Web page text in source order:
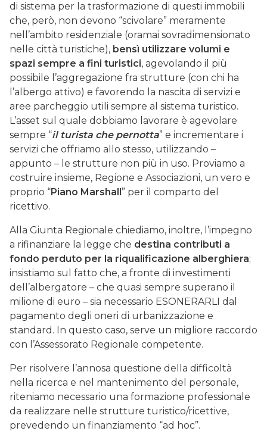
di sistema per la trasformazione di questi immobili
che, però, non devono “scivolare” meramente
nell’ambito residenziale (oramai sovradimensionato
nelle città turistiche), bensì utilizzare volumi e
spazi sempre a fini turistici, agevolando il più
possibile l’aggregazione fra strutture (con chi ha
l’albergo attivo) e favorendo la nascita di servizi e
aree parcheggio utili sempre al sistema turistico.
L’asset sul quale dobbiamo lavorare è agevolare
sempre “il turista che pernotta” e incrementare i
servizi che offriamo allo stesso, utilizzando –
appunto – le strutture non più in uso. Proviamo a
costruire insieme, Regione e Associazioni, un vero e
proprio “Piano Marshall” per il comparto del
ricettivo.
Alla Giunta Regionale chiediamo, inoltre, l’impegno
a rifinanziare la legge che destina contributi a
fondo perduto per la riqualificazione alberghiera;
insistiamo sul fatto che, a fronte di investimenti
dell’albergatore – che quasi sempre superano il
milione di euro – sia necessario ESONERARLI dal
pagamento degli oneri di urbanizzazione e
standard. In questo caso, serve un migliore raccordo
con l’Assessorato Regionale competente.
Per risolvere l’annosa questione della difficoltà
nella ricerca e nel mantenimento del personale,
riteniamo necessario una formazione professionale
da realizzare nelle strutture turistico/ricettive,
prevedendo un finanziamento “ad hoc”.